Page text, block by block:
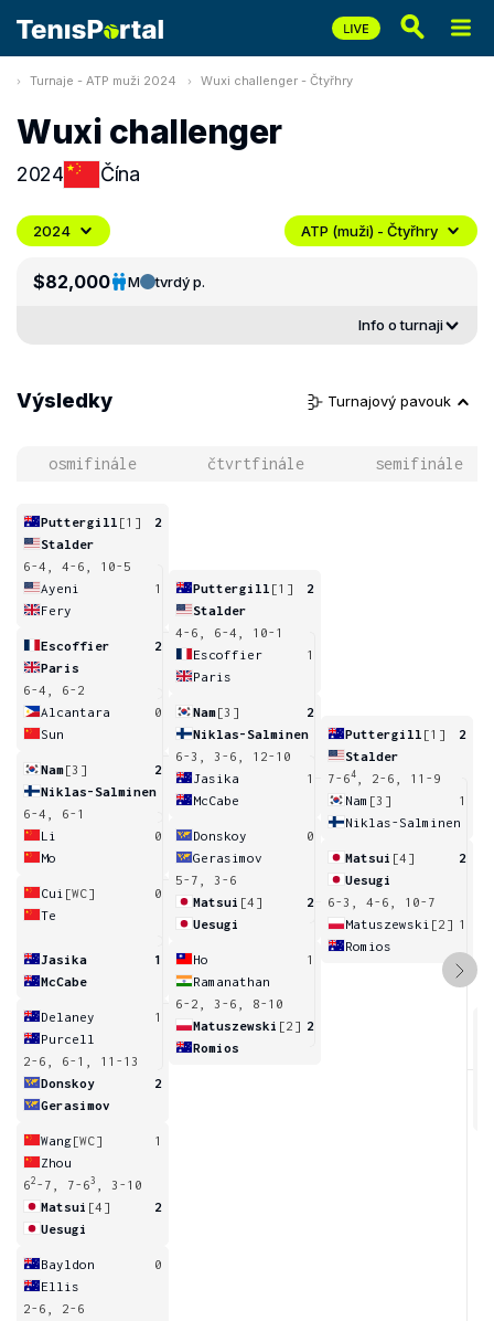
Turnaje - ATP muži 2024 Wuxi challenger - Čtyřhry
Wuxi challenger
2024 Čína
2024 ATP (muži) - Čtyřhry
$82,000 M tvrdý p.
Info o turnaji
Výsledky Turnajový pavouk
osmifinále čtvrtfinále semifinále
Puttergill [1]
2
Stalder
6-4, 4-6, 10-5
Ayeni
1
Fery
Escoffier
2
Paris
6-4, 6-2
Alcantara
0
Sun
Nam[3]
2
Niklas-Salminen
6-4, 6-1
Li
0
Mo
Cui [WC]
0
Te
Jasika
1
McCabe
Delaney
1
Purcell
2-6, 6-1, 11-13
Donskoy
2
Gerasimov
Wang[WC]
1
Zhou
62 -7, 7-63
, 3-10
Matsui [4]
2
Uesugi
Bayldon
0
Ellis
2-6, 2-6
Puttergill [1]
2
Stalder
4-6, 6-4, 10-1
Escoffier
1
Paris
Nam[3]
2
Niklas-Salminen
6-3, 3-6, 12-10
Jasika
1
McCabe
Donskoy
0
Gerasimov
5-7, 3-6
Matsui [4]
2
Uesugi
Ho
1
Ramanathan
6-2, 3-6, 8-10
Matuszewski [2] 2
Romios
Puttergill [1]
2
Stalder
7-64
, 2-6, 11-9
Nam [3]
1
Niklas-Salminen
Matsui [4]
2
Uesugi
6-3, 4-6, 10-7
Matuszewski [2] 1
Romios